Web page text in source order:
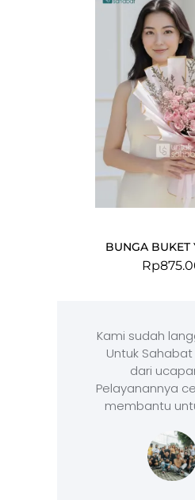
BUNGA BUKET
Rp
Kami sudah
Untuk
dari
Pelayanannya
membantu